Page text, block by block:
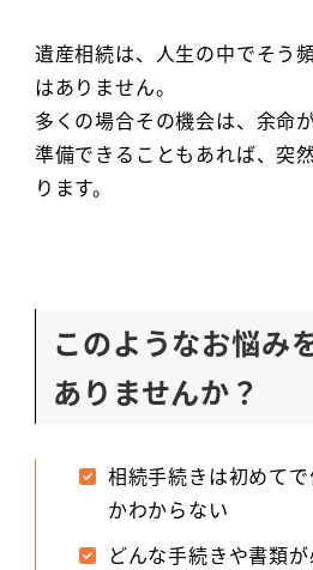
遺産相続は、人生の中でそう
はありません。
多くの場合その機会は、余命
準備できることもあれば、突
ります。
このようなお悩み
ありませんか？
相続手続きは初めて
かわからない
どんな手続きや書類